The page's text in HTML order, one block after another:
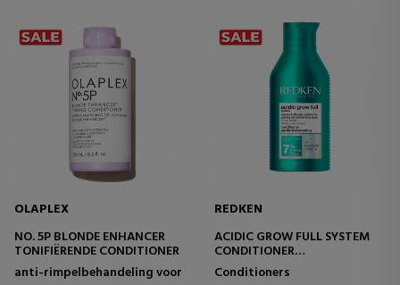
OLAPLEX
NO. 5P BLONDE ENHANCER
TONIFIËRENDE CONDITIONER
anti-rimpelbehandeling voor
REDKEN
ACIDIC GROW FULL SYSTEM
CONDITIONER
HYDRATERENDE
CONDITIONER -
Conditioners